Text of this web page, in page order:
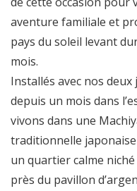
aventure familiale et
pays du soleil levant
mois.
Installés avec nos
depuis un mois dans
vivons dans une
traditionnelle
un quartier calme
près du pavillon